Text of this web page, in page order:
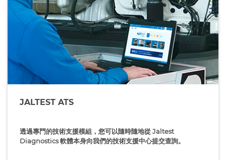
JALTEST ATS
透過專門的技術支援模組，您可以隨時隨地從 Jaltest
Diagnostics 軟體本身向我們的技術支援中心提交查詢。